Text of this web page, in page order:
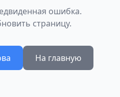
ошибка.
страницу.
На главную